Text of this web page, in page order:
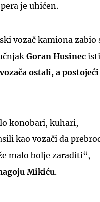
je uhićen.
vozač kamiona zabio
Goran Husinec
ostali, a postojeći
konobari, kuhari,
kao vozači da
malo bolje zaraditi“,
Mikiću.
NOTIFIKACIJE